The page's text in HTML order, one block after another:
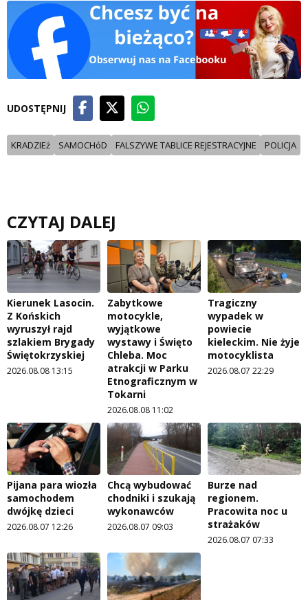
UDOSTĘPNIJ
KRADZIEż SAMOCHóD FALSZYWE TABLICE REJESTRACYJNE POLICJA
CZYTAJ DALEJ
Kierunek Lasocin.
Z Końskich
wyruszył rajd
szlakiem Brygady
Świętokrzyskiej
2026.08.08 13:15
Zabytkowe
motocykle,
wyjątkowe
wystawy i Święto
Chleba. Moc
atrakcji w Parku
Etnograficznym w
Tokarni
2026.08.08 11:02
Tragiczny
wypadek w
powiecie
kieleckim. Nie żyje
motocyklista
2026.08.07 22:29
Pijana para wiozła
samochodem
dwójkę dzieci
2026.08.07 12:26
Chcą wybudować
chodniki i szukają
wykonawców
2026.08.07 09:03
Burze nad
regionem.
Pracowita noc u
strażaków
2026.08.07 07:33